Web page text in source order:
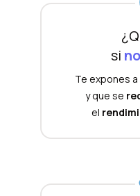
si
Te expones a
y que se
el